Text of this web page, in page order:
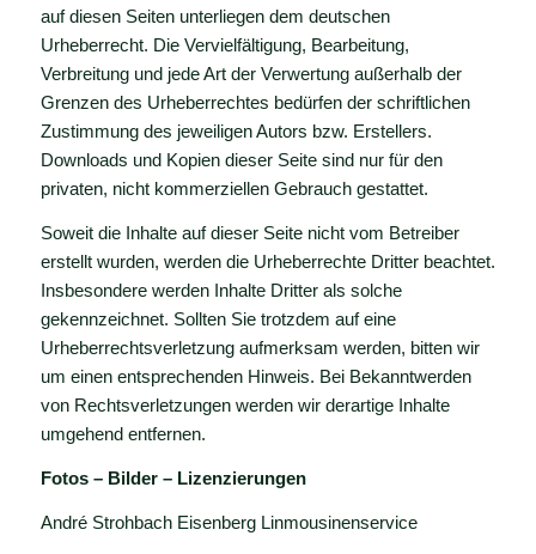
auf diesen Seiten unterliegen dem deutschen
Urheberrecht. Die Vervielfältigung, Bearbeitung,
Verbreitung und jede Art der Verwertung außerhalb der
Grenzen des Urheberrechtes bedürfen der schriftlichen
Zustimmung des jeweiligen Autors bzw. Erstellers.
Downloads und Kopien dieser Seite sind nur für den
privaten, nicht kommerziellen Gebrauch gestattet.
Soweit die Inhalte auf dieser Seite nicht vom Betreiber
erstellt wurden, werden die Urheberrechte Dritter beachtet.
Insbesondere werden Inhalte Dritter als solche
gekennzeichnet. Sollten Sie trotzdem auf eine
Urheberrechtsverletzung aufmerksam werden, bitten wir
um einen entsprechenden Hinweis. Bei Bekanntwerden
von Rechtsverletzungen werden wir derartige Inhalte
umgehend entfernen.
Fotos – Bilder – Lizenzierungen
André Strohbach Eisenberg Linmousinenservice